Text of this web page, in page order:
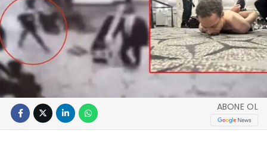
ABONE OL